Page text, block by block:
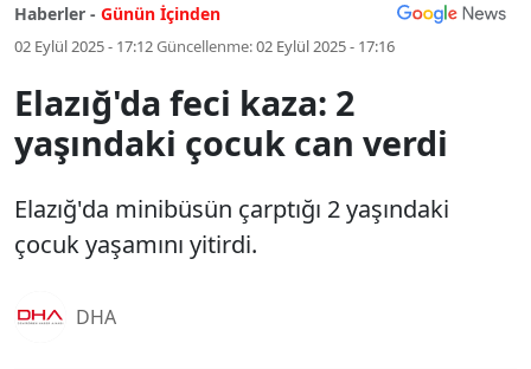
Haberler - Günün İçinden
02 Eylül 2025 - 17:12Güncellenme:02 Eylül 2025 - 17:16
Elazığ'da feci kaza: 2
yaşındaki çocuk can verdi
Elazığ'da minibüsün çarptığı 2 yaşındaki
çocuk yaşamını yitirdi.
DHA